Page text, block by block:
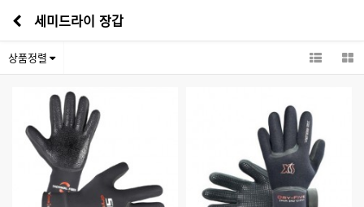
세미드라이 장갑
상품정렬